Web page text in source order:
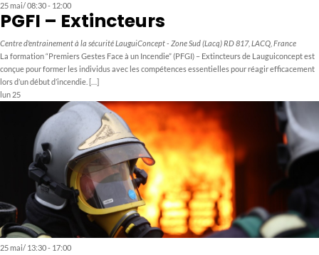
25 mai/ 08:30- 12:00
PGFI – Extincteurs
Centre d'entrainement à la sécurité LauguiConcept - Zone Sud (Lacq)RD 817, LACQ, France
La formation “Premiers Gestes Face à un Incendie” (PFGI) – Extincteurs de Lauguiconcept est
conçue pour former les individus avec les compétences essentielles pour réagir efficacement
lors d’un début d’incendie. […]
lun 25
25 mai/ 13:30- 17:00